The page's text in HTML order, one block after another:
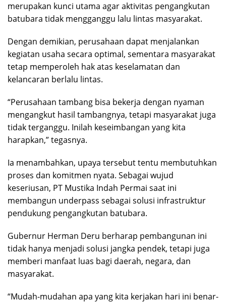
merupakan kunci utama agar aktivitas pengangkutan
batubara tidak mengganggu lalu lintas masyarakat.
Dengan demikian, perusahaan dapat menjalankan
kegiatan usaha secara optimal, sementara masyarakat
tetap memperoleh hak atas keselamatan dan
kelancaran berlalu lintas.
“Perusahaan tambang bisa bekerja dengan nyaman
mengangkut hasil tambangnya, tetapi masyarakat juga
tidak terganggu. Inilah keseimbangan yang kita
harapkan,” tegasnya.
Ia menambahkan, upaya tersebut tentu membutuhkan
proses dan komitmen nyata. Sebagai wujud
keseriusan, PT Mustika Indah Permai saat ini
membangun underpass sebagai solusi infrastruktur
pendukung pengangkutan batubara.
Gubernur Herman Deru berharap pembangunan ini
tidak hanya menjadi solusi jangka pendek, tetapi juga
memberi manfaat luas bagi daerah, negara, dan
masyarakat.
“Mudah-mudahan apa yang kita kerjakan hari ini benar-